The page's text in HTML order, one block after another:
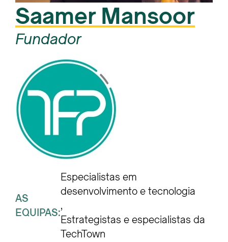
Saamer Mansoor
Fundador
AS
EQUIPAS:
Especialistas em
desenvolvimento e tecnologia
Estrategistas e especialistas da
TechTown